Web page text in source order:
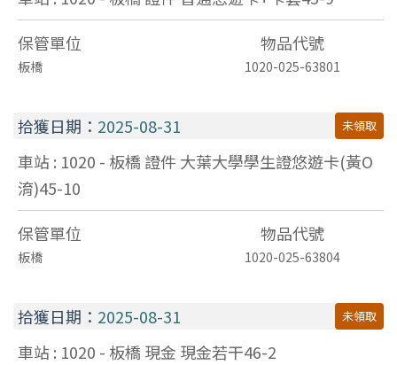
保管單位
物品代號
板橋 1020-025-63801
拾獲日期： 2025-08-31 未領取
車站 : 1020 - 板橋 證件 大葉大學學生證悠遊卡(黃O
淯)45-10
保管單位
物品代號
板橋 1020-025-63804
拾獲日期： 2025-08-31 未領取
車站 : 1020 - 板橋 現金 現金若干46-2